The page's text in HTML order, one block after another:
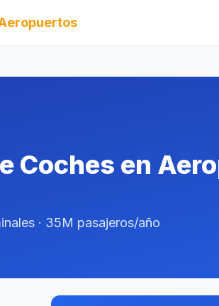
Coches en
· 35M pasajeros/año